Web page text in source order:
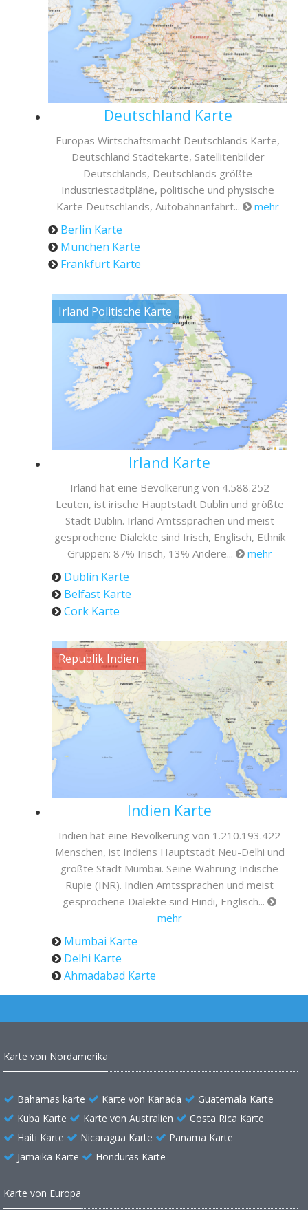
Deutschland Karte
Europas Wirtschaftsmacht Deutschlands Karte,
Deutschland Städtekarte, Satellitenbilder
Deutschlands, Deutschlands größte
Industriestadtpläne, politische und physische
Karte Deutschlands, Autobahnanfahrt...
mehr
Berlin Karte
Munchen Karte
Frankfurt Karte
Irland Politische Karte
Irland Karte
Irland hat eine Bevölkerung von 4.588.252
Leuten, ist irische Hauptstadt Dublin und größte
Stadt Dublin. Irland Amtssprachen und meist
gesprochene Dialekte sind Irisch, Englisch, Ethnik
Gruppen: 87% Irisch, 13% Andere...
mehr
Dublin Karte
Belfast Karte
Cork Karte
Republik Indien
Indien Karte
Indien hat eine Bevölkerung von 1.210.193.422
Menschen, ist Indiens Hauptstadt Neu-Delhi und
größte Stadt Mumbai. Seine Währung Indische
Rupie (INR). Indien Amtssprachen und meist
gesprochene Dialekte sind Hindi, Englisch...
mehr
Mumbai Karte
Delhi Karte
Ahmadabad Karte
Karte von Nordamerika
Bahamas karte Karte von Kanada
Guatemala Karte
Kuba Karte
Karte von Australien
Costa Rica Karte
Haiti Karte
Nicaragua Karte
Panama Karte
Jamaika Karte
Honduras Karte
Karte von Europa